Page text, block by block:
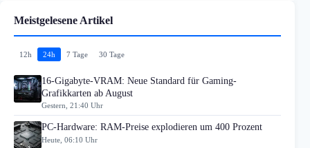
Meistgelesene Artikel
12h 24h 7 Tage 30 Tage
16-Gigabyte-VRAM: Neue Standard für Gaming-
Grafikkarten ab August
Gestern, 21:40 Uhr
PC-Hardware: RAM-Preise explodieren um 400 Prozent
Heute, 06:10 Uhr